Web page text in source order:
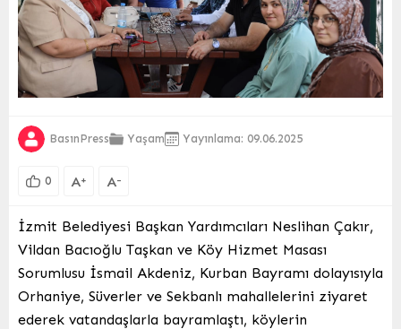
BasınPress Yaşam Yayınlama: 09.06.2025
0 A+ A-
İzmit Belediyesi Başkan Yardımcıları Neslihan Çakır,
Vildan Bacıoğlu Taşkan ve Köy Hizmet Masası
Sorumlusu İsmail Akdeniz, Kurban Bayramı dolayısıyla
Orhaniye, Süverler ve Sekbanlı mahallelerini ziyaret
ederek vatandaşlarla bayramlaştı, köylerin